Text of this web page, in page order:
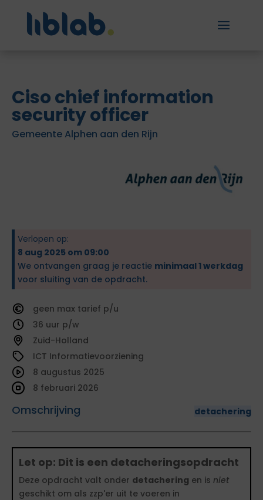
Ciso chief information
security officer
Gemeente Alphen aan den Rijn
Verlopen op:
8 aug 2025 om 09:00
We ontvangen graag je reactie minimaal 1 werkdag
voor sluiting van de opdracht.
geen
tarief
36
Zuid-Holland
ICT Informatievoorziening
Omschrijving detachering
8 augustus 2025
8 februari 2026
Let op: Dit is een detacheringsopdracht
Deze opdracht valt onder detachering en is niet
geschikt om als zzp'er uit te voeren in